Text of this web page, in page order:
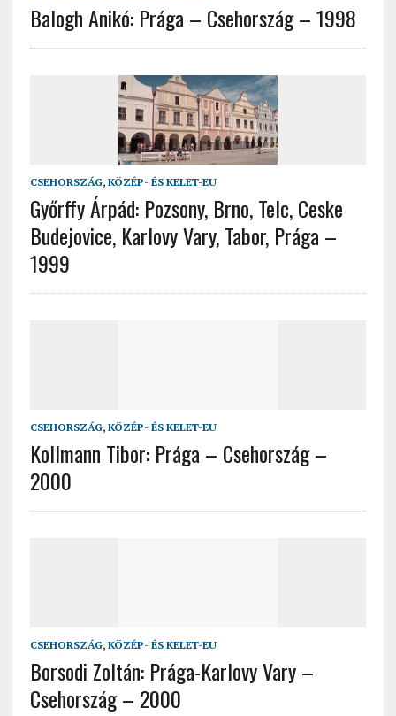
Balogh Anikó: Prága – Csehország – 1998
CSEHORSZÁG, KÖZÉP- ÉS KELET-EU
Győrffy Árpád: Pozsony, Brno, Telc, Ceske
Budejovice, Karlovy Vary, Tabor, Prága –
1999
CSEHORSZÁG, KÖZÉP- ÉS KELET-EU
Kollmann Tibor: Prága – Csehország –
2000
CSEHORSZÁG, KÖZÉP- ÉS KELET-EU
Borsodi Zoltán: Prága-Karlovy Vary –
Csehország – 2000